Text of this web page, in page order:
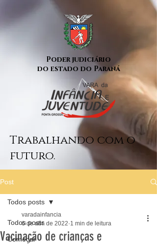
Poder judiciário
do estado do Paraná
Trabalhando com o
futuro.
Post
Todos posts
Começar
Todos posts
Vacinação de crianças e
varadainfancia
6 de abr. de 2022 1 min de leitura